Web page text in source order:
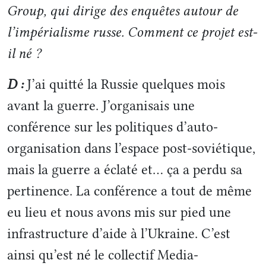
Group, qui dirige des enquêtes autour de
l’impérialisme russe. Comment ce projet est-
il né ?
D :J’ai quitté la Russie quelques mois
avant la guerre. J’organisais une
conférence sur les politiques d’auto-
organisation dans l’espace post-soviétique,
mais la guerre a éclaté et… ça a perdu sa
pertinence. La conférence a tout de même
eu lieu et nous avons mis sur pied une
infrastructure d’aide à l’Ukraine. C’est
ainsi qu’est né le collectif Media-